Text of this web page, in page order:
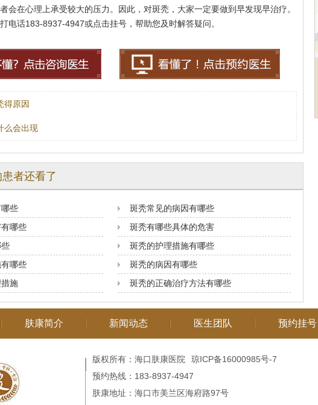
会在心理上承受较大的压力。因此，对斑秃，大家一定要做到早发现早治疗。
电话183-8937-4947或点击挂号，帮助您及时解答疑问。
得原因
么会出现
者还看了
些
斑秃常见的病因有哪些
哪些
斑秃有哪些具体的危害
斑秃的护理措施有哪些
哪些
斑秃的病因有哪些
施
斑秃的正确治疗方法有哪些
肤康简介 新闻动态 医生团队 预约挂号
版权所有：海口肤康医院
琼ICP备16000985号-7
预约热线：183-8937-4947
肤康地址：海口市美兰区海府路97号